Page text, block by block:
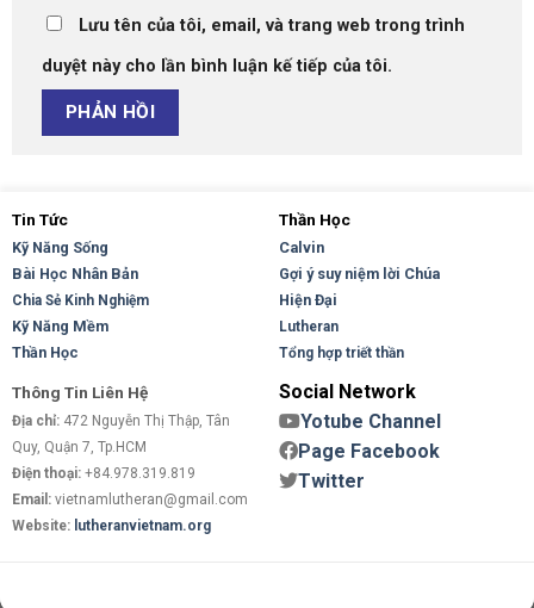
Lưu tên của tôi, email, và trang web trong trình
duyệt này cho lần bình luận kế tiếp của tôi.
Tin Tức
Kỹ Năng Sống
Bài Học Nhân Bản
Chia Sẻ Kinh Nghiệm
Kỹ Năng Mềm
Thần Học
Thần Học
Calvin
Gợi ý suy niệm lời Chúa
Hiện Đại
Lutheran
Tổng hợp triết thần
Thông Tin Liên Hệ
Địa chỉ: 472 Nguyễn Thị Thập, Tân
Quy, Quận 7, Tp.HCM
Điện thoại: +84.978.319.819
Email: vietnamlutheran@gmail.com
Website: lutheranvietnam.org
Social Network
Yotube Channel
Page Facebook
Twitter